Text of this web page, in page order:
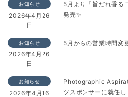
お知らせ
2026年4月26
日
5月より『旨だれ香る
発売✨
お知らせ
2026年4月26
日
5月からの営業時間変
お知らせ
2026年4月16
Photographic
ツスポンサーに就任し